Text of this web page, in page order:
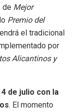
de Mejor
Premio del
el tradicional
por
Alicantinos y
de julio con la
. El momento